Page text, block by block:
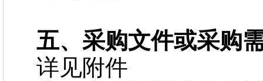
五、采购文件或采购
详见附件